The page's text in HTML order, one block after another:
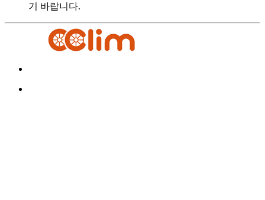
기 바랍니다.